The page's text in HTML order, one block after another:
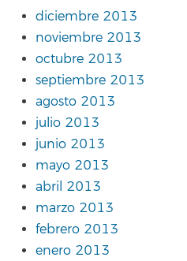
diciembre 2013
noviembre 2013
octubre 2013
septiembre 2013
agosto 2013
julio 2013
junio 2013
mayo 2013
abril 2013
marzo 2013
febrero 2013
enero 2013